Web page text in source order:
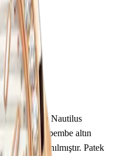
markanın Nautilus
Saatin pembe altın
cam kullanılmıştır. Patek